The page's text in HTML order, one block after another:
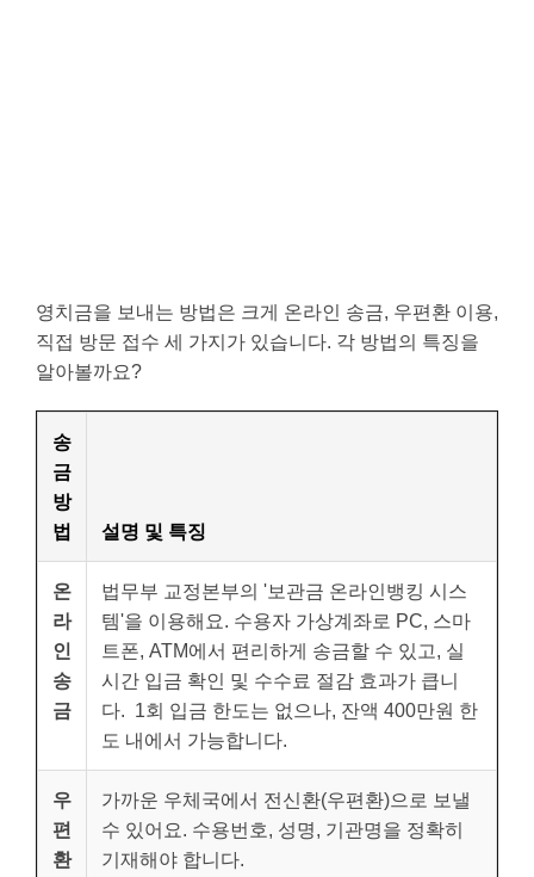
영치금을 보내는 방법은 크게 온라인 송금, 우편환 이용,
직접 방문 접수 세 가지가 있습니다. 각 방법의 특징을
알아볼까요?
송
금
방
법
설명 및 특징
온
라
인
송
금
법무부 교정본부의 '보관금 온라인뱅킹 시스
템'을 이용해요. 수용자 가상계좌로 PC, 스마
트폰, ATM에서 편리하게 송금할 수 있고, 실
시간 입금 확인 및 수수료 절감 효과가 큽니
다. 1회 입금 한도는 없으나, 잔액 400만원 한
도 내에서 가능합니다.
우
편
환
가까운 우체국에서 전신환(우편환)으로 보낼
수 있어요. 수용번호, 성명, 기관명을 정확히
기재해야 합니다.